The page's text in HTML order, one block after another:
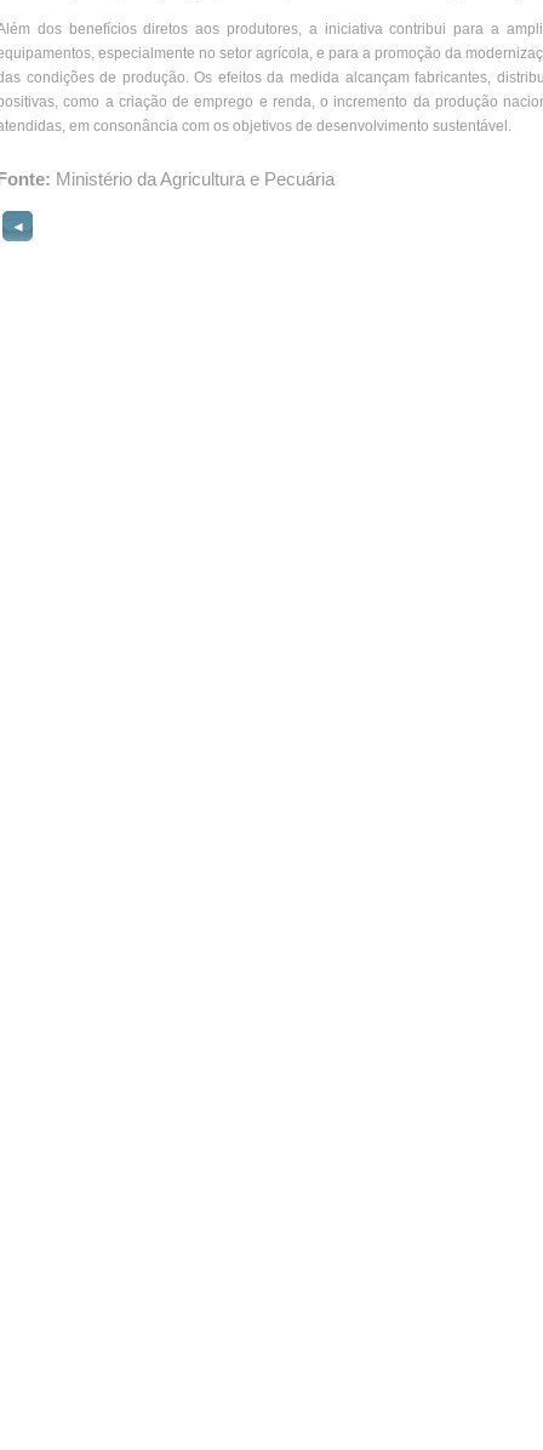
dos benefícios diretos aos produtores, a iniciativa contribui para a
especialmente no setor agrícola, e para a promoção da
condições de produção. Os efeitos da medida alcançam fabricantes,
como a criação de emprego e renda, o incremento da produção
em consonância com os objetivos de desenvolvimento sustentável.
Ministério da Agricultura e Pecuária
◄